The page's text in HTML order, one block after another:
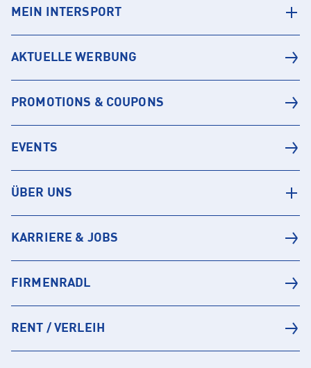
MEIN INTERSPORT
AKTUELLE WERBUNG
PROMOTIONS & COUPONS
EVENTS
ÜBER UNS
KARRIERE & JOBS
FIRMENRADL
RENT / VERLEIH